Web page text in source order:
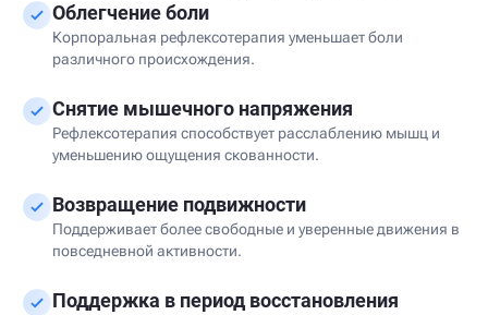
Облегчение боли
Корпоральная рефлексотерапия уменьшает боли
различного происхождения.
Снятие мышечного напряжения
Рефлексотерапия способствует расслаблению мышц и
уменьшению ощущения скованности.
Возвращение подвижности
Поддерживает более свободные и уверенные движения в
повседневной активности.
Поддержка в период восстановления